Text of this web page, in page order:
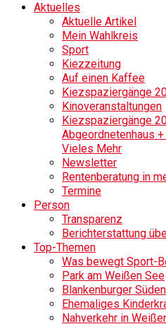
Aktuelles
Aktuelle Artikel
Mein Wahlkreis
Sport
Kiezzeitung
Auf einen Kaffee
Kiezspaziergänge
Kinoveranstaltungen
Kiezspaziergänge
Abgeordnetenhaus
Vieles Mehr
Newsletter
Rentenberatung in
Termine
Person
Transparenz
Berichterstattung
Top-Themen
Was bewegt Sport-
Park am Weißen See
Blankenburger Süden
Ehemaliges
Nahverkehr in